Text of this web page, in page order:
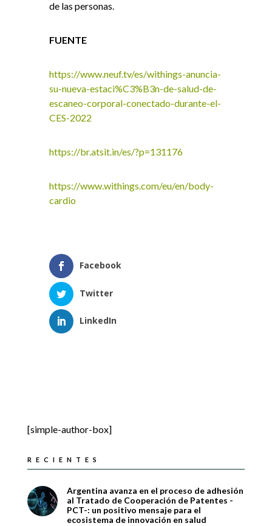
de las personas.
FUENTE
https://www.neuf.tv/es/withings-anuncia-
su-nueva-estaci%C3%B3n-de-salud-de-
escaneo-corporal-conectado-durante-el-
CES-2022
https://br.atsit.in/es/?p=131176
https://www.withings.com/eu/en/body-
cardio
Facebook
Twitter
LinkedIn
[simple-author-box]
RECIENTES
Argentina avanza en el proceso de adhesión
al Tratado de Cooperación de Patentes -
PCT-: un positivo mensaje para el
ecosistema de innovación en salud